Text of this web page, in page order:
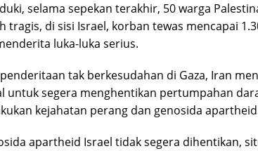
selama sepekan terakhir, 50 warga
tragis, di sisi Israel, korban tewas mencapai
luka-luka serius.
tak berkesudahan di Gaza, Iran
untuk segera menghentikan pertumpahan
kejahatan perang dan genosida
apartheid Israel tidak segera dihentikan,